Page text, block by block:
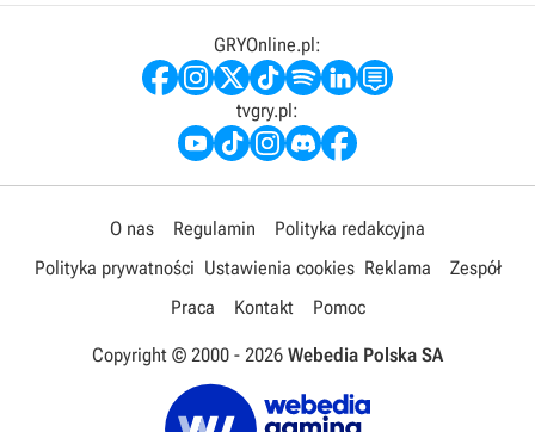
GRYOnline.pl:
tvgry.pl:
O nas Regulamin
Polityka redakcyjna
Polityka prywatności Ustawienia cookies Reklama
Zespół
Praca
Kontakt Pomoc
Copyright © 2000 - 2026 Webedia Polska SA